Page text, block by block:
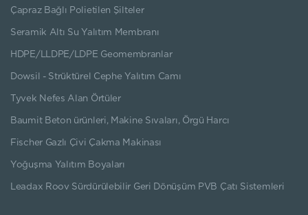
Çapraz Bağlı Polietilen Şilteler
Seramik Altı Su Yalıtım Membranı
HDPE/LLDPE/LDPE Geomembranlar
Dowsil - Strüktürel Cephe Yalıtım Camı
Tyvek Nefes Alan Örtüler
Baumit Beton ürünleri, Makine Sıvaları, Örgü Harcı
Fischer Gazlı Çivi Çakma Makinası
Yoğuşma Yalıtım Boyaları
Leadax Roov Sürdürülebilir Geri Dönüşüm PVB Çatı Sistemleri